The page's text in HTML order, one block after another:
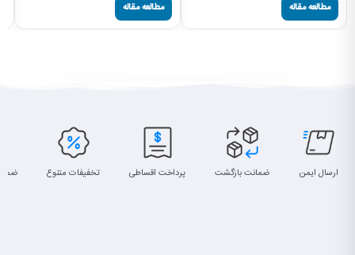
مطالعه مقاله مطالعه مقاله
ارسال ایمن ضمانت بازگشت پرداخت اقساطی تخفیفات متنوع